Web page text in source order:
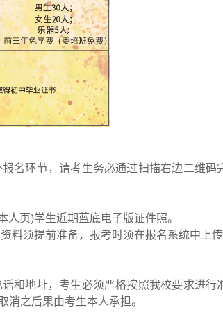
名环节，请考生务必通过扫描右边二维码
页)学生近期蓝底电子版证件照。
料须提前准备，报考时须在报名系统中上
和地址，考生必须严格按照我校要求进行
消之后果由考生本人承担。